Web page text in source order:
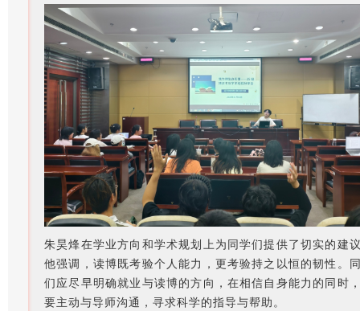
朱昊烽在学业方向和学术规划上为同学们提供了切实的建
他强调，读博既考验个人能力，更考验持之以恒的韧性。
们应尽早明确就业与读博的方向，在相信自身能力的同时
要主动与导师沟通，寻求科学的指导与帮助。